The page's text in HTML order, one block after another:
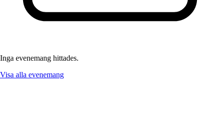
Inga evenemang hittades.
Visa alla evenemang